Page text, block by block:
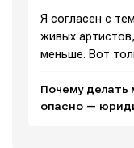
Я согласен с
живых
меньше. Вот
Почему делать
опасно —